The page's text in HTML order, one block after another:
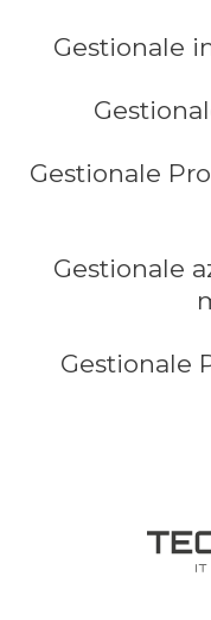
Gestionale
Gestionale
Gestionale
Gestionale